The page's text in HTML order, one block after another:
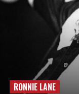
RONNIE LANE